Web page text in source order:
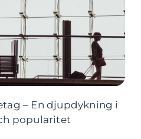
– En djupdykning i
popularitet